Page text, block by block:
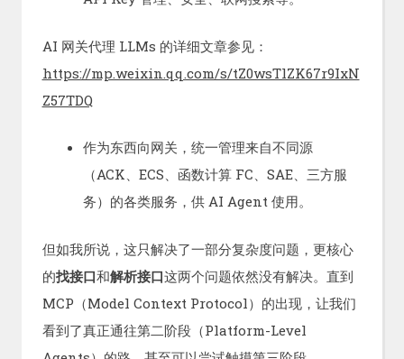
AI 网关代理 LLMs 的详细文章参见：
https://mp.weixin.qq.com/s/tZ0wsTlZK67r9IxN
Z57TDQ
作为东西向网关，统一管理来自不同源
（ACK、ECS、函数计算 FC、SAE、三方服
务）的各类服务，供 AI Agent 使用。
但如我所说，这只解决了一部分复杂度问题，更核心
的找接口和解析接口这两个问题依然没有解决。直到
MCP（Model Context Protocol）的出现，让我们
看到了真正通往第二阶段（Platform-Level